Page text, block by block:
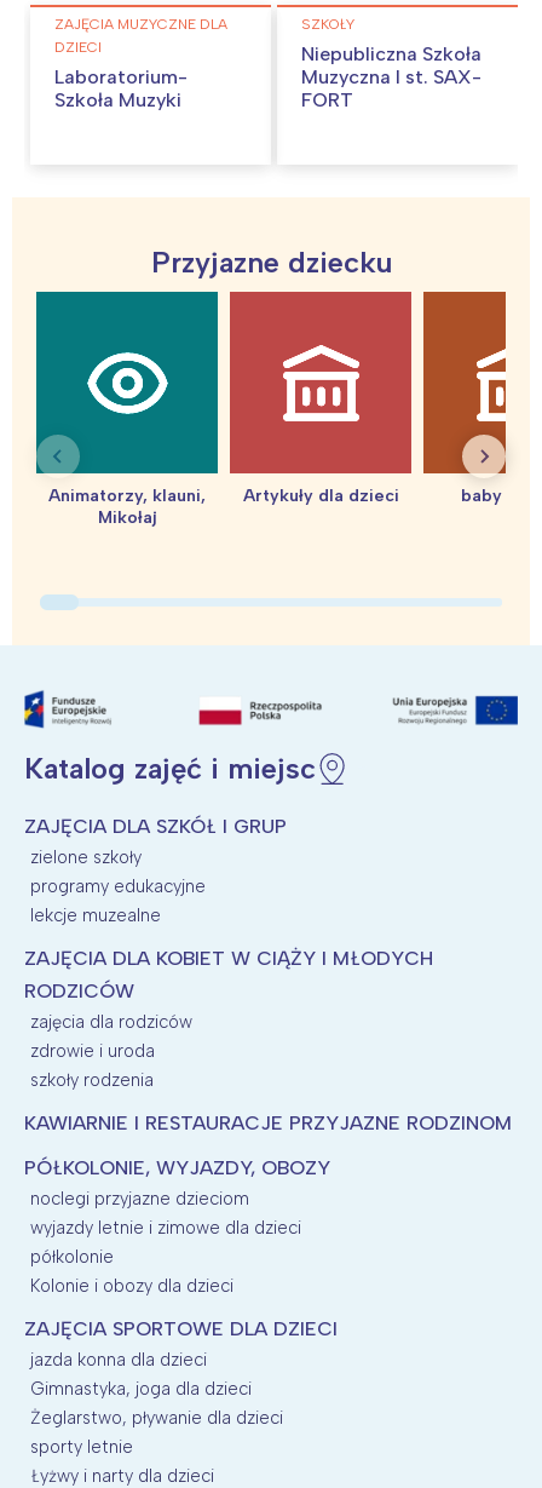
ZAJĘCIA MUZYCZNE DLA
DZIECI
Laboratorium-
Szkoła Muzyki
SZKOŁY
Niepubliczna Szkoła
Muzyczna I st. SAX-
FORT
Przyjazne dziecku
Animatorzy, klauni,
Mikołaj
Artykuły dla dzieci baby
Katalog zajęć i miejsc
ZAJĘCIA DLA SZKÓŁ I GRUP
zielone szkoły
programy edukacyjne
lekcje muzealne
ZAJĘCIA DLA KOBIET W CIĄŻY I MŁODYCH
RODZICÓW
zajęcia dla rodziców
zdrowie i uroda
szkoły rodzenia
KAWIARNIE I RESTAURACJE PRZYJAZNE RODZINOM
PÓŁKOLONIE, WYJAZDY, OBOZY
noclegi przyjazne dzieciom
wyjazdy letnie i zimowe dla dzieci
półkolonie
Kolonie i obozy dla dzieci
ZAJĘCIA SPORTOWE DLA DZIECI
jazda konna dla dzieci
Gimnastyka, joga dla dzieci
Żeglarstwo, pływanie dla dzieci
sporty letnie
Łyżwy i narty dla dzieci
Interesują mnie wydarzenia z
tego regionu:
Warszawa
Łódź
Wrocław
Śląsk
Kraków
Wszystkie